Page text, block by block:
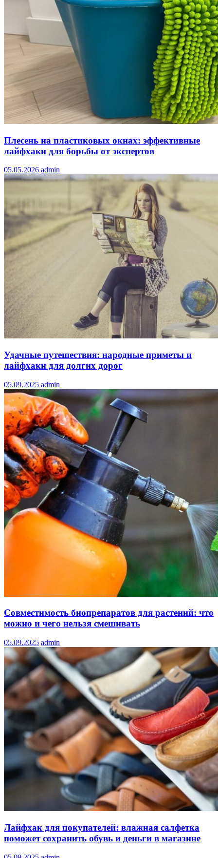
Плесень на пластиковых окнах: эффективные
лайфхаки для борьбы от экспертов
05.05.2026 admin
Удачные путешествия: народные приметы и
лайфхаки для долгих дорог
05.09.2025 admin
Совместимость биопрепаратов для растений: что
можно и чего нельзя смешивать
05.09.2025 admin
Лайфхак для покупателей: влажная салфетка
поможет сохранить обувь и деньги в магазине